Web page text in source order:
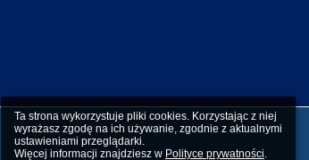
Ta strona wykorzystuje pliki cookies. Korzystając z niej
wyrażasz zgodę na ich używanie, zgodnie z aktualnymi
ustawieniami przeglądarki.
Więcej informacji znajdziesz w Polityce prywatności.